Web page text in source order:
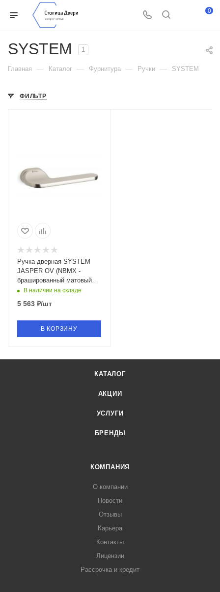
0
SYSTEM 1
Главная — Каталог — Фурнитура — Ручки — SYSTEM
ФИЛЬТР
Ручка дверная SYSTEM
JASPER OV (NBMX -
брашированный матовый
никель)
В наличии на складе
5 563 ₽/шт
В КОРЗИНУ
КАТАЛОГ
АКЦИИ
УСЛУГИ
БРЕНДЫ
КОМПАНИЯ
О компании
Новости
Отзывы
Карьера
Контакты
Лицензии
Рассрочка и кредит